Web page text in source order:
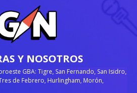
Y NOSOTROS
GBA: Tigre, San Fernando, San Isidro,
de Febrero, Hurlingham, Morón,